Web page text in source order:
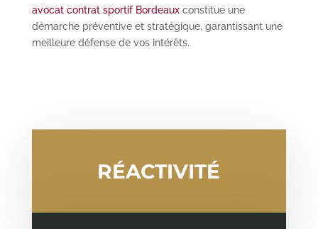
avocat contrat sportif Bordeauxconstitue une
démarche préventive et stratégique, garantissant une
meilleure défense de vos intérêts.
RÉACTIVITÉ